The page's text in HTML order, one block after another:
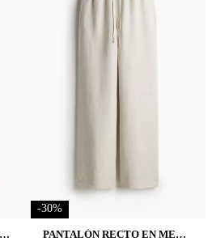
PANTALÓN EN MEZCLA DE LINO CON CORDÓN DE AJUSTE
-30%
PANTALÓN RECTO EN MEZCLA DE LINO